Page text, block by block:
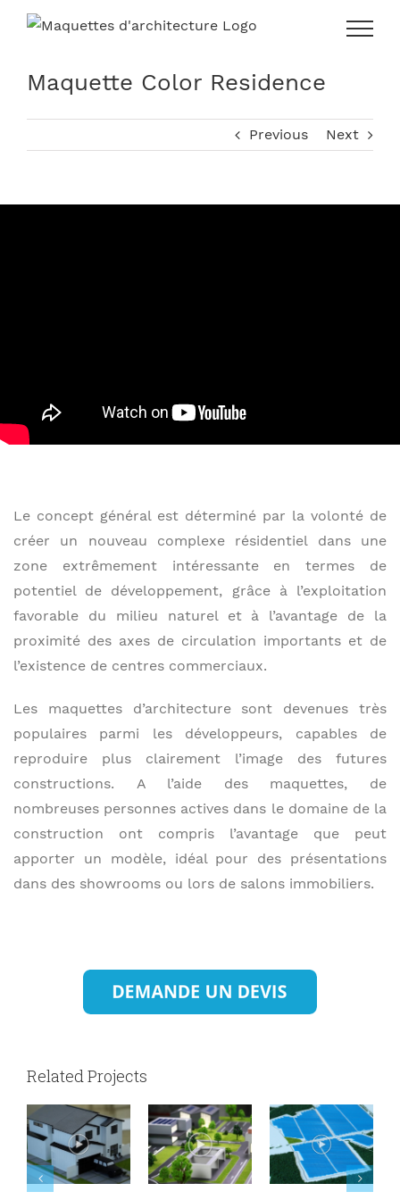
Skip
Maquette Color Residence
Previous Next
Le concept général est déterminé par la volonté de
créer un nouveau complexe résidentiel dans une
zone extrêmement intéressante en termes de
potentiel de développement, grâce à l’exploitation
favorable du milieu naturel et à l’avantage de la
proximité des axes de circulation importants et de
l’existence de centres commerciaux.
Les maquettes d’architecture sont devenues très
populaires parmi les développeurs, capables de
reproduire plus clairement l’image des futures
constructions. A l’aide des maquettes, de
nombreuses personnes actives dans le domaine de la
construction ont compris l’avantage que peut
apporter un modèle, idéal pour des présentations
dans des showrooms ou lors de salons immobiliers.
Related Projects